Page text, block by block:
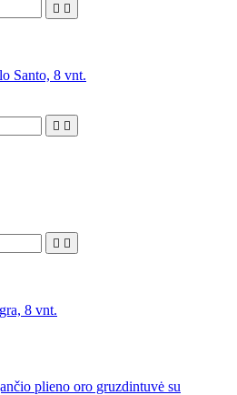
 
Santo, 8 vnt.
 
 
8 vnt.
plieno oro gruzdintuvė su